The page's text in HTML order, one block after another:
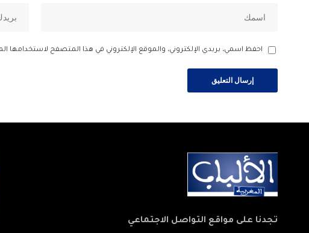
احفظ اسمي، بريدي الإلكتروني، والموقع الإلكتروني في هذا المتصفح لاستخدامها
تجدنا على مواقع التواصل الاجتماعي